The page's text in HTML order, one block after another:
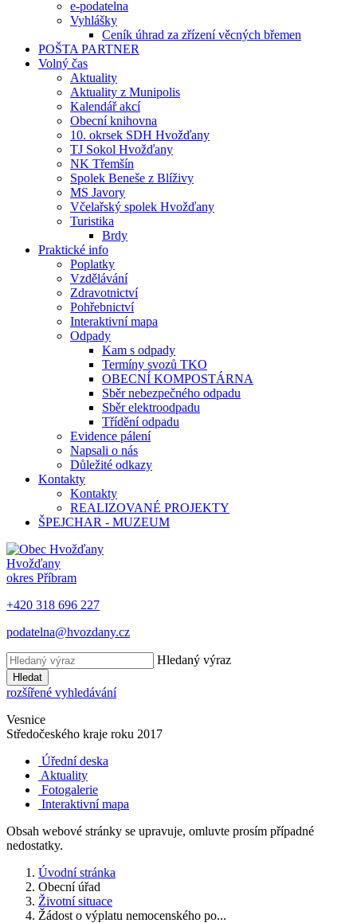
e-podatelna
Vyhlášky
Ceník úhrad za zřízení věcných břemen
POŠTA PARTNER
Volný čas
Aktuality
Aktuality z Munipolis
Kalendář akcí
Obecní knihovna
10. okrsek SDH Hvožďany
TJ Sokol Hvožďany
NK Třemšín
Spolek Beneše z Blíživy
MS Javory
Včelařský spolek Hvožďany
Turistika
Brdy
Praktické info
Poplatky
Vzdělávání
Zdravotnictví
Pohřebnictví
Interaktivní mapa
Odpady
Kam s odpady
Termíny svozů TKO
OBECNÍ KOMPOSTÁRNA
Sběr nebezpečného odpadu
Sběr elektroodpadu
Třídění odpadu
Evidence pálení
Napsali o nás
Důležité odkazy
Kontakty
Kontakty
REALIZOVANÉ PROJEKTY
ŠPEJCHAR - MUZEUM
Hvožďany
okres Příbram
+420 318 696 227
podatelna@hvozdany.cz
Hledaný výraz
Hledat
rozšířené vyhledávání
Vesnice
Středočeského kraje roku 2017
Úřední deska
Aktuality
Fotogalerie
Interaktivní mapa
Obsah webové stránky se upravuje, omluvte prosím případné
nedostatky.
Úvodní stránka
Obecní úřad
Životní situace
Žádost o výplatu nemocenského po...